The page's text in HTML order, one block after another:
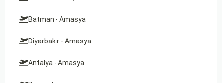
Batman - Amasya
Diyarbakır - Amasya
Antalya - Amasya